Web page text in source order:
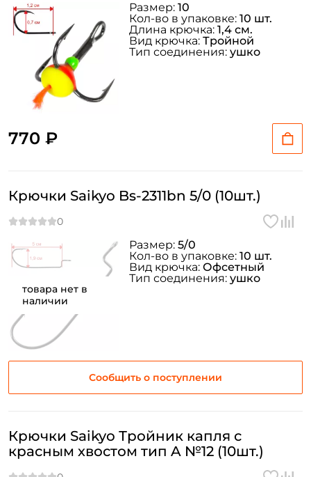
770 ₽
Размер: 10
Кол-во в упаковке: 10 шт.
Длина крючка: 1,4 см.
Вид крючка: Тройной
Тип соединения: ушко
товара нет в
наличии
Крючки Saikyo Bs-2311bn 5/0 (10шт.)
Сообщить о поступлении
Размер: 5/0
Кол-во в упаковке: 10 шт.
Вид крючка: Офсетный
Тип соединения: ушко
Крючки Saikyo Тройник капля с
красным хвостом тип A №12 (10шт.)